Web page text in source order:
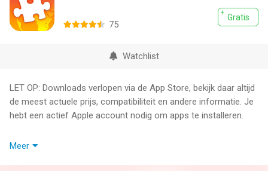
Gratis
75
Watchlist
LET OP: Downloads verlopen via de App Store, bekijk daar altijd
de meest actuele prijs, compatibiliteit en andere informatie. Je
hebt een actief Apple account nodig om apps te installeren.
Hundreds of fantastic puzzles! It's the biggest and best Jigsaw
Meer